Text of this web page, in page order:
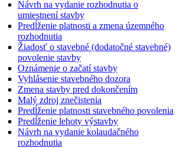
Návrh na vydanie rozhodnutia o
umiestnení stavby
Predĺženie platnosti a zmena územného
rozhodnutia
Žiadosť o stavebné (dodatočné stavebné)
povolenie stavby
Oznámenie o začatí stavby
Vyhlásenie stavebného dozora
Zmena stavby pred dokončením
Malý zdroj znečistenia
Predĺženie platnosti stavebného povolenia
Predĺženie lehoty výstavby
Návrh na vydanie kolaudačného
rozhodnutia